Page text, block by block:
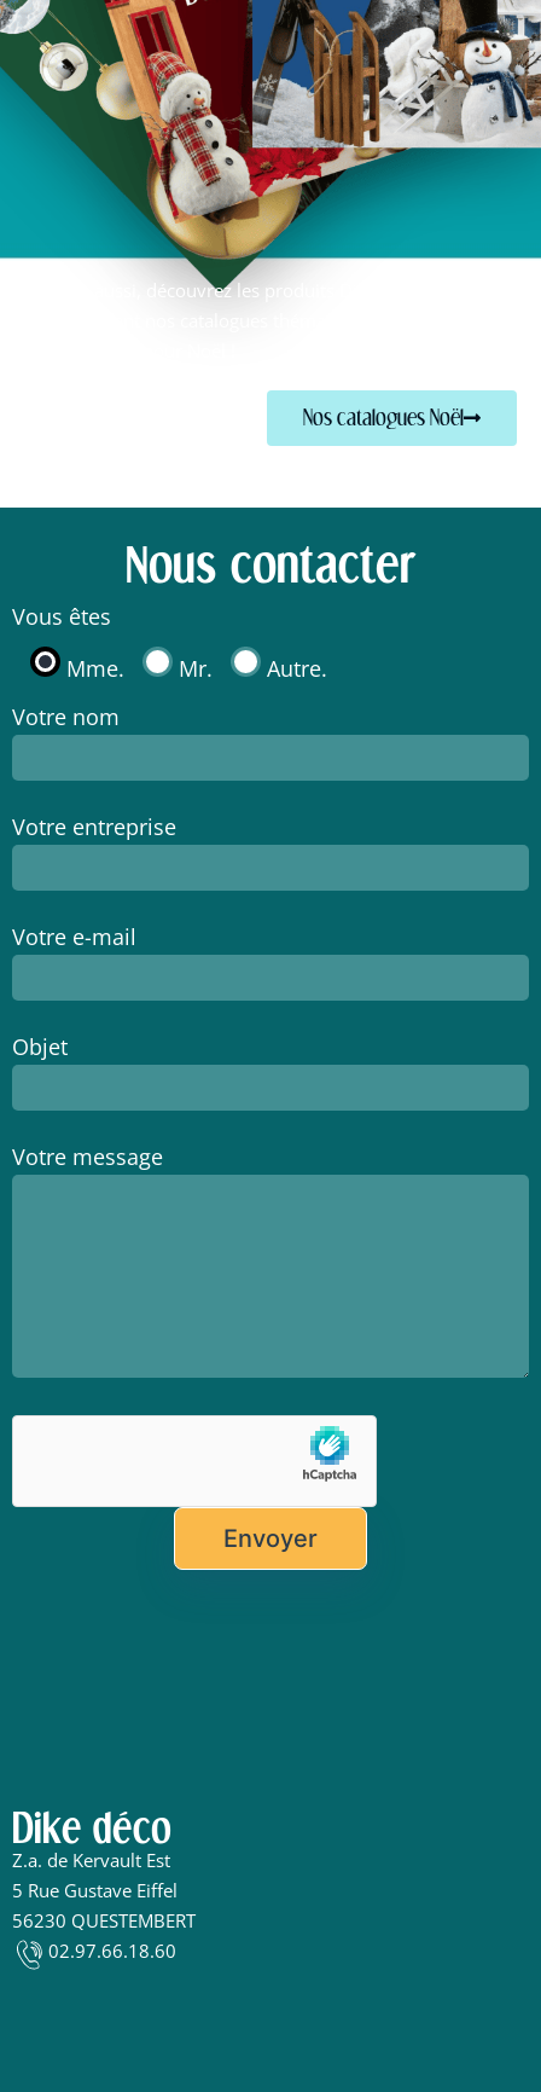
Vous aussi, découvrez les produits Dike déco en
Nos catalogues Noël
Nous contacter
Vous êtes
Mme.
Mr.
Autre.
Votre nom
Votre entreprise
Votre e-mail
Objet
Votre message
Dike déco
Z.a. de Kervault Est
5 Rue Gustave Eiffel
56230 QUESTEMBERT
02.97.66.18.60